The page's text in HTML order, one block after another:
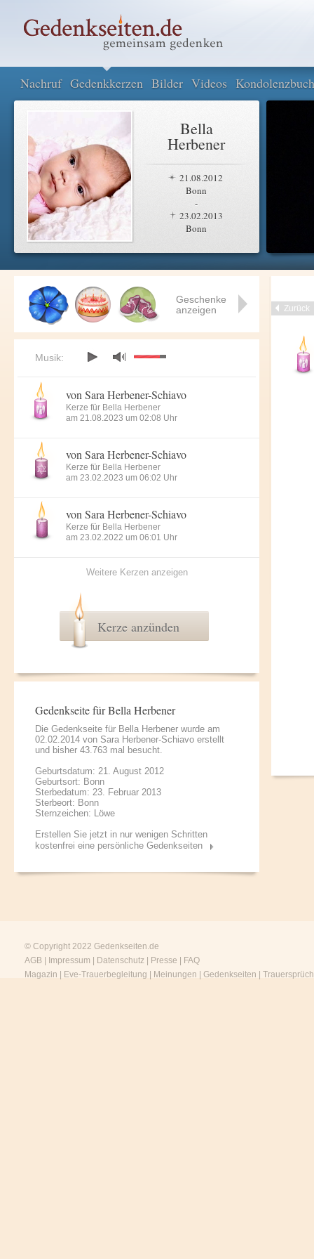
Nachruf Gedenkkerzen Bilder Videos Kondolenzbuch
Bella
Herbener
21.08.2012
Bonn
-
23.02.2013
Bonn
Zurück
Geschenke
anzeigen
Musik:
von Sara Herbener-Schiavo
Kerze für Bella Herbener
am 21.08.2023 um 02:08 Uhr
von Sara Herbener-Schiavo
Kerze für Bella Herbener
am 23.02.2023 um 06:02 Uhr
von Sara Herbener-Schiavo
Kerze für Bella Herbener
am 23.02.2022 um 06:01 Uhr
Weitere Kerzen anzeigen
Kerze anzünden
Gedenkseite für Bella Herbener
Die Gedenkseite für Bella Herbener wurde am
02.02.2014 von Sara Herbener-Schiavo erstellt
und bisher 43.763 mal besucht.
Geburtsdatum: 21. August 2012
Geburtsort: Bonn
Sterbedatum: 23. Februar 2013
Sterbeort: Bonn
Sternzeichen: Löwe
Erstellen Sie jetzt in nur wenigen Schritten
kostenfrei eine persönliche Gedenkseiten
© Copyright 2022 Gedenkseiten.de
AGB
Impressum Datenschutz Presse
FAQ
Magazin
Eve-Trauerbegleitung Meinungen Gedenkseiten